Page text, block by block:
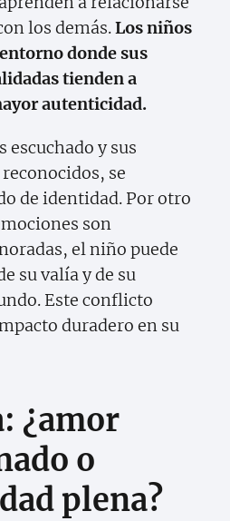
los demás.Los niños
donde sus
tienden a
autenticidad.
escuchado y sus
se
de identidad. Por otro
son
el niño puede
su valía y de su
Este conflicto
duradero en su
¿amor
o
plena?